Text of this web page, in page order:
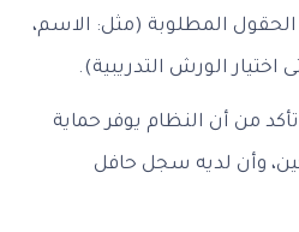
المطلوبة (مثل: الاسم،
الورش التدريبية).
تأكد من أن النظام يوفر حماية
وأن لديه سجل حافل